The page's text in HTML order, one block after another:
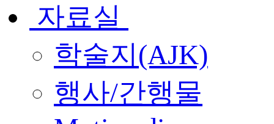
자료실
학술지(AJK)
행사/간행물